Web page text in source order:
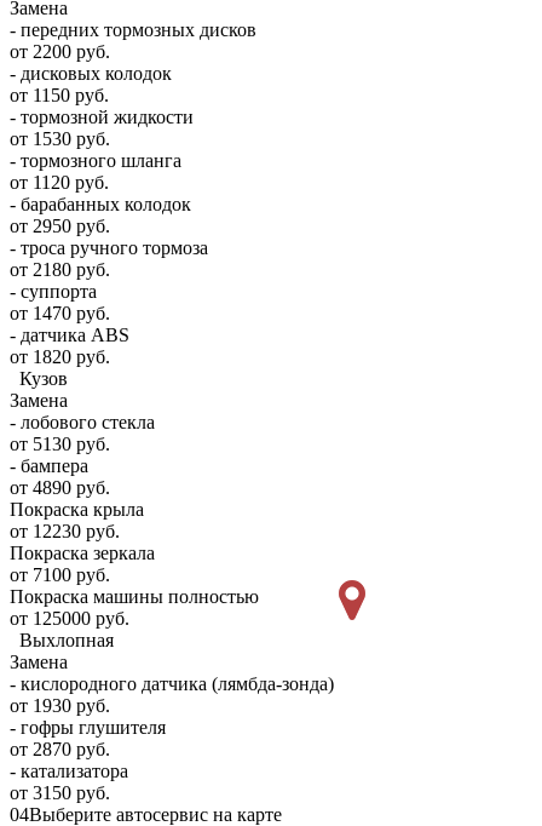
Замена
- передних тормозных дисков
от 2200 руб.
- дисковых колодок
от 1150 руб.
- тормозной жидкости
от 1530 руб.
- тормозного шланга
от 1120 руб.
- барабанных колодок
от 2950 руб.
- троса ручного тормоза
от 2180 руб.
- суппорта
от 1470 руб.
- датчика ABS
от 1820 руб.
Кузов
Замена
- лобового стекла
от 5130 руб.
- бампера
от 4890 руб.
Покраска крыла
от 12230 руб.
Покраска зеркала
от 7100 руб.
Покраска машины полностью
от 125000 руб.
Выхлопная
Замена
- кислородного датчика (лямбда-зонда)
от 1930 руб.
- гофры глушителя
от 2870 руб.
- катализатора
от 3150 руб.
04Выберите автосервис на карте